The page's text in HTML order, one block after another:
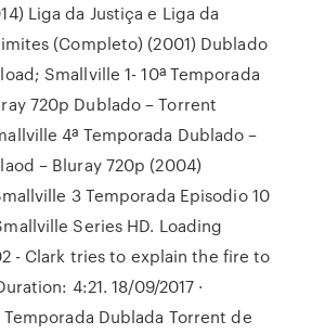
Liga da Justiça e Liga da
(Completo) (2001) Dublado
Smallville 1- 10ª Temporada
720p Dublado – Torrent
4ª Temporada Dublado –
– Bluray 720p (2004)
3 Temporada Episodio 10
Series HD. Loading
- Clark tries to explain the fire to
4:21. 18/09/2017 ·
Temporada Dublada Torrent de